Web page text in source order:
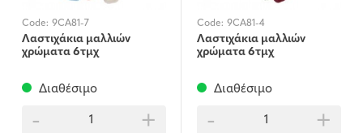
Code: 9CA81-7
Λαστιχάκια μαλλιών
χρώματα 6τμχ
Διαθέσιμο
- +
Code: 9CA81-4
Λαστιχάκια μαλλιών
χρώματα 6τμχ
Διαθέσιμο
- +